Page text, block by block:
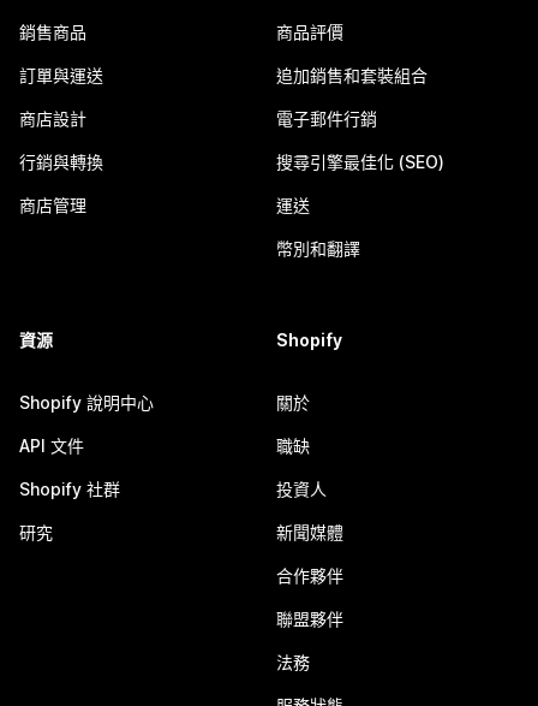
銷售商品
訂單與運送
商店設計
行銷與轉換
商店管理
商品評價
追加銷售和套裝組合
電子郵件行銷
搜尋引擎最佳化 (SEO)
運送
幣別和翻譯
資源
Shopify 說明中心
API 文件
Shopify 社群
研究
Shopify
關於
職缺
投資人
新聞媒體
合作夥伴
聯盟夥伴
法務